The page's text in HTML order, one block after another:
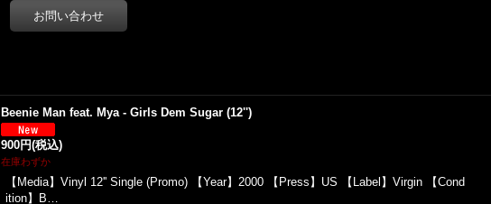
Beenie Man feat. Mya - Girls Dem Sugar (12'')
900円(税込)
在庫わずか
【Media】Vinyl 12'' Single (Promo) 【Year】2000 【Press】US 【Label】Virgin 【Cond
ition】B…